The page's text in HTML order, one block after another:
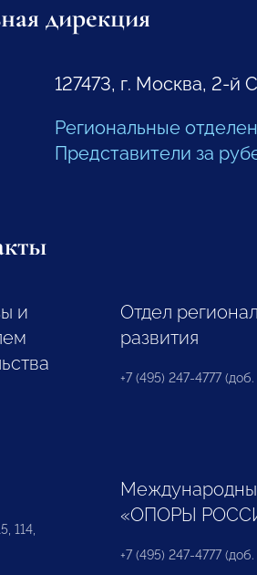
дирекция
127473, г. Москва, 2-й
Региональные
Представители за
и
Отдел
развития
+7 (495) 247-4777 (доб.
114,
«ОПОРЫ
+7 (495) 247-4777 (доб.